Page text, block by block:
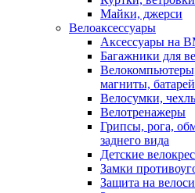
Майки, джерси
Велоаксессуары
Аксессуары на
Багажники для
магниты,
Велосумки,
Велотренажеры
Грипсы, рога,
заднего вида
Детские
Замки
Защита на